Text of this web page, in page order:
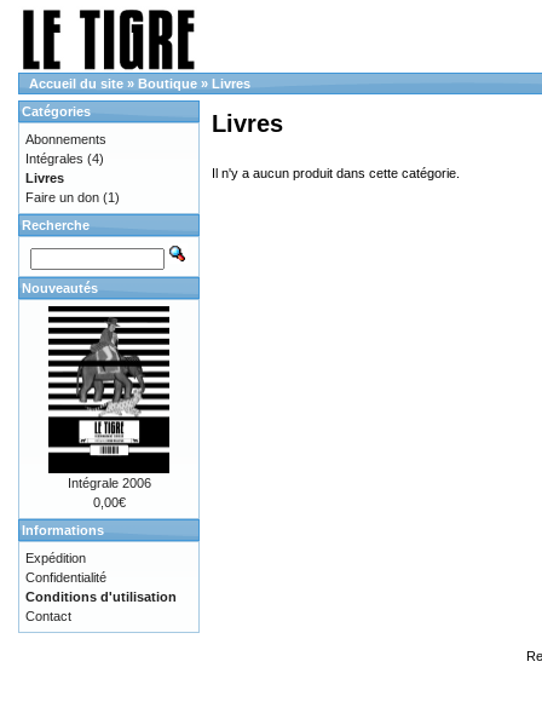
Accueil du site » Boutique » Livres
Livres
Il n'y a aucun produit dans cette catégorie.
Catégories
Abonnements
Intégrales (4)
Livres
Faire un don (1)
Recherche
Nouveautés
Intégrale 2006
0,00€
Informations
Expédition
Confidentialité
Conditions d'utilisation
Contact